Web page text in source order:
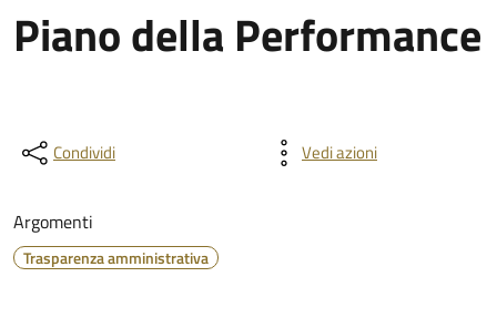
Piano della Performance
Condividi Vedi azioni
Argomenti
Trasparenza amministrativa